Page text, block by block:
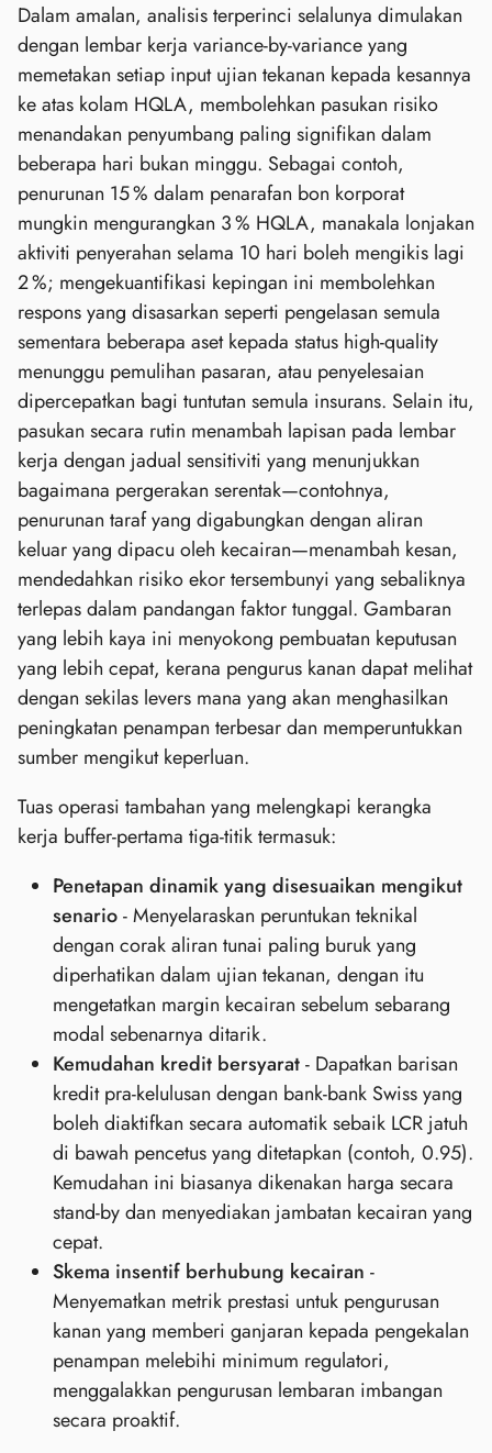
Dalam amalan, analisis terperinci selalunya dimulakan
dengan lembar kerja variance‑by‑variance yang
memetakan setiap input ujian tekanan kepada kesannya
ke atas kolam HQLA, membolehkan pasukan risiko
menandakan penyumbang paling signifikan dalam
beberapa hari bukan minggu. Sebagai contoh,
penurunan 15 % dalam penarafan bon korporat
mungkin mengurangkan 3 % HQLA, manakala lonjakan
aktiviti penyerahan selama 10 hari boleh mengikis lagi
2 %; mengekuantifikasi kepingan ini membolehkan
respons yang disasarkan seperti pengelasan semula
sementara beberapa aset kepada status high‑quality
menunggu pemulihan pasaran, atau penyelesaian
dipercepatkan bagi tuntutan semula insurans. Selain itu,
pasukan secara rutin menambah lapisan pada lembar
kerja dengan jadual sensitiviti yang menunjukkan
bagaimana pergerakan serentak—contohnya,
penurunan taraf yang digabungkan dengan aliran
keluar yang dipacu oleh kecairan—menambah kesan,
mendedahkan risiko ekor tersembunyi yang sebaliknya
terlepas dalam pandangan faktor tunggal. Gambaran
yang lebih kaya ini menyokong pembuatan keputusan
yang lebih cepat, kerana pengurus kanan dapat melihat
dengan sekilas levers mana yang akan menghasilkan
peningkatan penampan terbesar dan memperuntukkan
sumber mengikut keperluan.
Tuas operasi tambahan yang melengkapi kerangka
kerja buffer‑pertama tiga‑titik termasuk:
Penetapan dinamik yang disesuaikan mengikut
senario- Menyelaraskan peruntukan teknikal
dengan corak aliran tunai paling buruk yang
diperhatikan dalam ujian tekanan, dengan itu
mengetatkan margin kecairan sebelum sebarang
modal sebenarnya ditarik.
Kemudahan kredit bersyarat- Dapatkan barisan
kredit pra‑kelulusan dengan bank-bank Swiss yang
boleh diaktifkan secara automatik sebaik LCR jatuh
di bawah pencetus yang ditetapkan (contoh, 0.95).
Kemudahan ini biasanya dikenakan harga secara
stand‑by dan menyediakan jambatan kecairan yang
cepat.
Skema insentif berhubung kecairan -
Menyematkan metrik prestasi untuk pengurusan
kanan yang memberi ganjaran kepada pengekalan
penampan melebihi minimum regulatori,
menggalakkan pengurusan lembaran imbangan
secara proaktif.